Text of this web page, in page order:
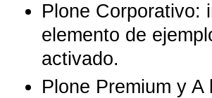
Plone Corporativo:
elemento de
activado.
Plone Premium y A